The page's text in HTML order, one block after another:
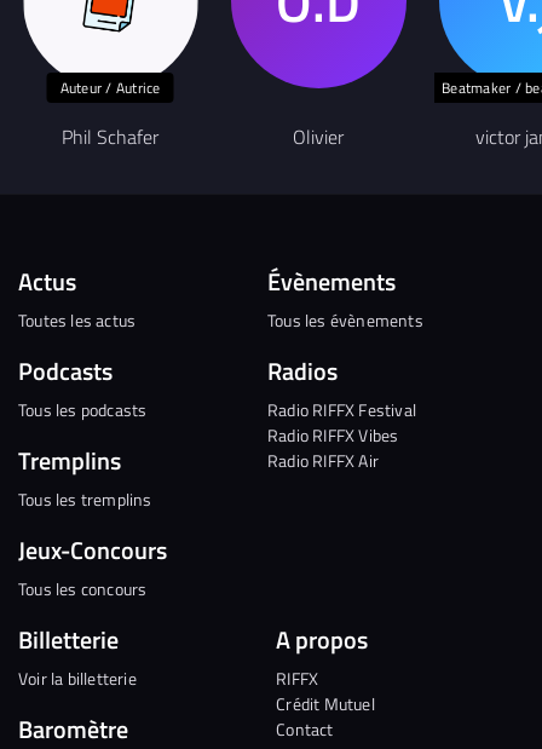
Auteur / Autrice
Phil Schafer Olivier
Beatmaker /
victor
Actus
Toutes les actus
Podcasts
Tous les podcasts
Tremplins
Tous les tremplins
Jeux-Concours
Tous les concours
Évènements
Tous les évènements
Radios
Radio RIFFX Festival
Radio RIFFX Vibes
Radio RIFFX Air
Billetterie
Voir la billetterie
Baromètre
A propos
RIFFX
Crédit Mutuel
Contact